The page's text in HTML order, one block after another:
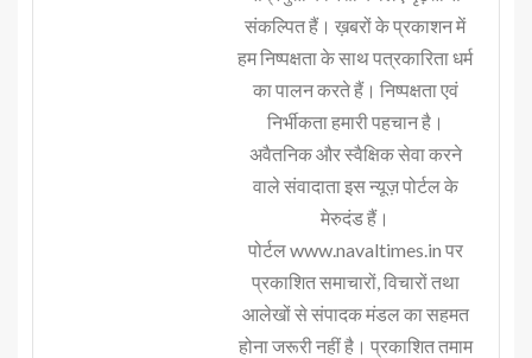
संकल्पित हैं। ख़बरों के प्रकाशन में
हम निष्पक्षता के साथ पत्रकारिता धर्म
का पालन करते हैं। निष्पक्षता एवं
निर्भीकता हमारी पहचान है।
अवैतनिक और स्वैक्षिक सेवा करने
वाले संवादाता इस न्यूज़ पोर्टल के
मेरुदंड हैं।
पोर्टल www.navaltimes.in पर
प्रकाशित समाचारों, विचारों तथा
आलेखों से संपादक मंडल का सहमत
होना जरूरी नहीं है। प्रकाशित तमाम